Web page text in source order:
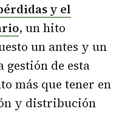
y el
, un hito
un antes y un
gestión de esta
más que tener en
y distribución